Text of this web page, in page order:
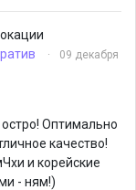
·
09 декабря
Оптимально
качество!
и корейские
- ням!)